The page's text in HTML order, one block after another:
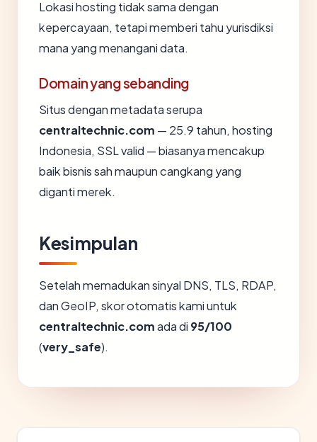
Lokasi hosting tidak sama dengan
kepercayaan, tetapi memberi tahu yurisdiksi
mana yang menangani data.
Domain yang sebanding
Situs dengan metadata serupa
centraltechnic.com — 25.9 tahun, hosting
Indonesia, SSL valid — biasanya mencakup
baik bisnis sah maupun cangkang yang
diganti merek.
Kesimpulan
Setelah memadukan sinyal DNS, TLS, RDAP,
dan GeoIP, skor otomatis kami untuk
centraltechnic.comada di 95/100
(very_safe).